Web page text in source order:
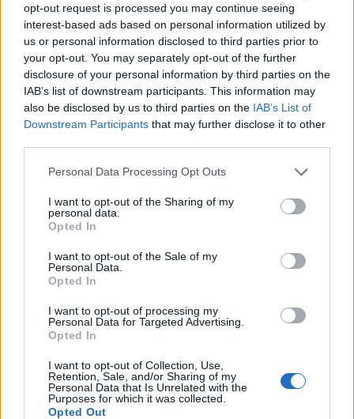
opt-out request is processed you may continue seeing
interest-based ads based on personal information utilized by
us or personal information disclosed to third parties prior to
your opt-out. You may separately opt-out of the further
disclosure of your personal information by third parties on the
IAB’s list of downstream participants. This information may
also be disclosed by us to third parties on the IAB’s List of
Downstream Participants that may further disclose it to other
Personal Data Processing Opt Outs
I want to opt-out of the Sharing of my
personal data.
Opted In
I want to opt-out of the Sale of my
Personal Data.
Opted In
I want to opt-out of processing my
Personal Data for Targeted Advertising.
Opted In
I want to opt-out of Collection, Use,
Retention, Sale, and/or Sharing of my
Personal Data that Is Unrelated with the
Purposes for which it was collected.
Opted Out
Οι δύο τελευταίοι μήνες ήταν για τη Βασιλική
κάτι το πρωτόγνωρο καθώς προσπάθησε για
πρώτη φορά να ισορροπήσει ανάμεσα στις
πρόβες του θεατρικού όπου πρωταγωνιστεί και
στα γυρίσματα ενός σίριαλ που απαιτούσαν
δουλειά, συγκεκριμένο ωράριο και... μπάνιο στη
Οταν το περασμένο φθινόπωρο δέχτηκε ένα
Παγουλάτο, ο οποίος της πρότεινε να
συμμετάσχει στην ακρόαση για τον ρόλο της
Μυρτώς στο «Κάτω Παρτάλι», προετοιμαζόταν
ήδη για τον«Αρχιμάστορα Σόλνες».Η Βασιλική
πήρε στα χέρια της ένα φανταστικό κείμενο, τον